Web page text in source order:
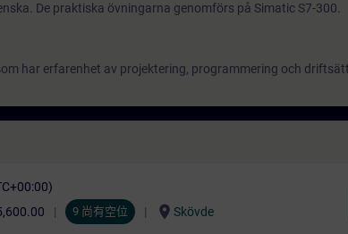
De praktiska övningarna genomförs på Simatic S7-300.
har erfarenhet av projektering, programmering och
9 尚有空位 location_on Skövde